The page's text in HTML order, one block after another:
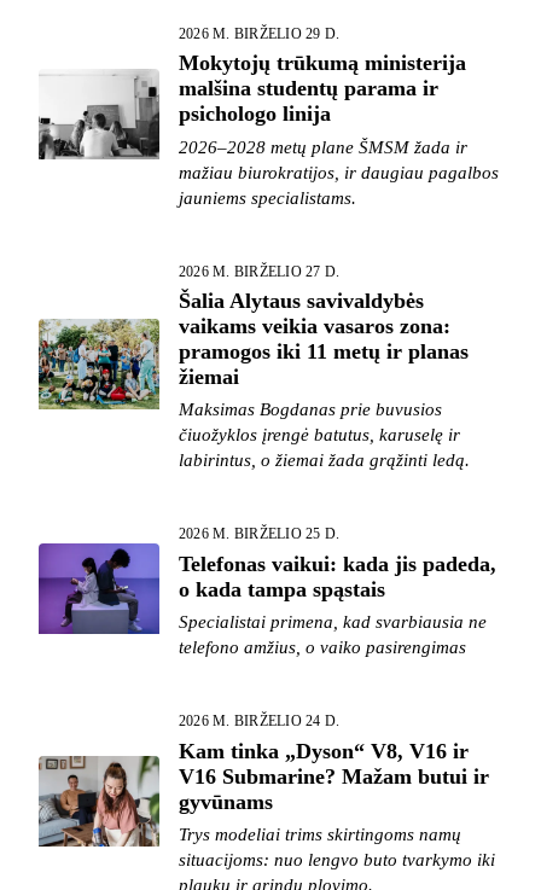
2026 M. BIRŽELIO 29 D.
Mokytojų trūkumą ministerija
malšina studentų parama ir
psichologo linija
2026–2028 metų plane ŠMSM žada ir
mažiau biurokratijos, ir daugiau pagalbos
jauniems specialistams.
2026 M. BIRŽELIO 27 D.
Šalia Alytaus savivaldybės
vaikams veikia vasaros zona:
pramogos iki 11 metų ir planas
žiemai
Maksimas Bogdanas prie buvusios
čiuožyklos įrengė batutus, karuselę ir
labirintus, o žiemai žada grąžinti ledą.
2026 M. BIRŽELIO 25 D.
Telefonas vaikui: kada jis padeda,
o kada tampa spąstais
Specialistai primena, kad svarbiausia ne
telefono amžius, o vaiko pasirengimas
2026 M. BIRŽELIO 24 D.
Kam tinka „Dyson“ V8, V16 ir
V16 Submarine? Mažam butui ir
gyvūnams
Trys modeliai trims skirtingoms namų
situacijoms: nuo lengvo buto tvarkymo iki
plaukų ir grindų plovimo.